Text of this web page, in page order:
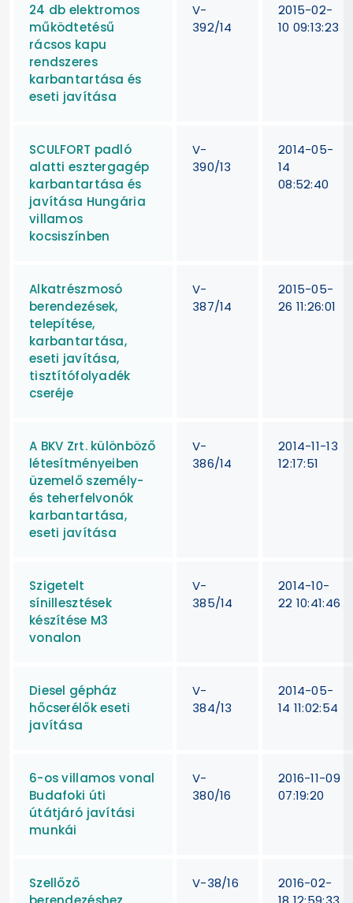
24 db elektromos
működtetésű
rácsos kapu
rendszeres
karbantartása és
eseti javítása
V-
392/14
2015-02-
10 09:13:23
SCULFORT padló
alatti esztergagép
karbantartása és
javítása Hungária
villamos
kocsiszínben
V-
390/13
2014-05-
14
08:52:40
Alkatrészmosó
berendezések,
telepítése,
karbantartása,
eseti javítása,
tisztítófolyadék
cseréje
V-
387/14
2015-05-
26 11:26:01
A BKV Zrt. különböző
létesítményeiben
üzemelő személy-
és teherfelvonók
karbantartása,
eseti javítása
V-
386/14
2014-11-13
12:17:51
Szigetelt
sínillesztések
készítése M3
vonalon
V-
385/14
2014-10-
22 10:41:46
Diesel gépház
hőcserélők eseti
javítása
V-
384/13
2014-05-
14 11:02:54
6-os villamos vonal
Budafoki úti
útátjáró javítási
munkái
V-
380/16
2016-11-09
07:19:20
Szellőző
V-38/16
2016-02-